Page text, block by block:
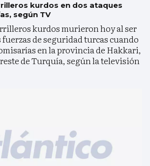
kurdos en dos ataques
según TV
kurdos murieron hoy al ser
de seguridad turcas cuando
en la provincia de Hakkari,
de Turquía, según la televisión